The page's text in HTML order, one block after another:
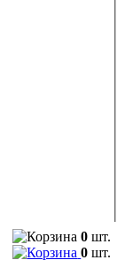
0 шт.
0 шт.